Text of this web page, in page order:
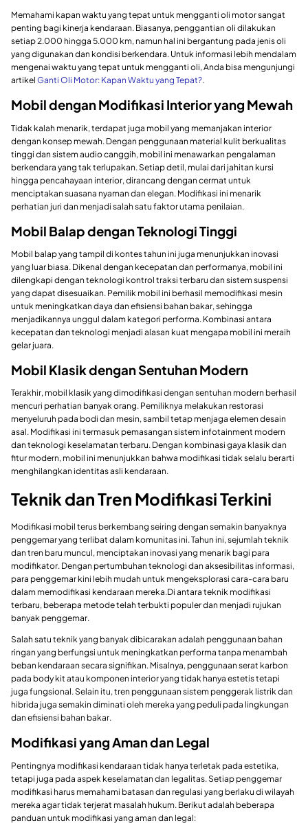
Memahami kapan waktu yang tepat untuk mengganti oli motor sangat
penting bagi kinerja kendaraan. Biasanya, penggantian oli dilakukan
setiap 2.000 hingga 5.000 km, namun hal ini bergantung pada jenis oli
yang digunakan dan kondisi berkendara. Untuk informasi lebih mendalam
mengenai waktu yang tepat untuk mengganti oli, Anda bisa mengunjungi
artikel Ganti Oli Motor: Kapan Waktu yang Tepat?.
Mobil dengan Modifikasi Interior yang Mewah
Tidak kalah menarik, terdapat juga mobil yang memanjakan interior
dengan konsep mewah. Dengan penggunaan material kulit berkualitas
tinggi dan sistem audio canggih, mobil ini menawarkan pengalaman
berkendara yang tak terlupakan. Setiap detil, mulai dari jahitan kursi
hingga pencahayaan interior, dirancang dengan cermat untuk
menciptakan suasana nyaman dan elegan. Modifikasi ini menarik
perhatian juri dan menjadi salah satu faktor utama penilaian.
Mobil Balap dengan Teknologi Tinggi
Mobil balap yang tampil di kontes tahun ini juga menunjukkan inovasi
yang luar biasa. Dikenal dengan kecepatan dan performanya, mobil ini
dilengkapi dengan teknologi kontrol traksi terbaru dan sistem suspensi
yang dapat disesuaikan. Pemilik mobil ini berhasil memodifikasi mesin
untuk meningkatkan daya dan efisiensi bahan bakar, sehingga
menjadikannya unggul dalam kategori performa. Kombinasi antara
kecepatan dan teknologi menjadi alasan kuat mengapa mobil ini meraih
gelar juara.
Mobil Klasik dengan Sentuhan Modern
Terakhir, mobil klasik yang dimodifikasi dengan sentuhan modern berhasil
mencuri perhatian banyak orang. Pemiliknya melakukan restorasi
menyeluruh pada bodi dan mesin, sambil tetap menjaga elemen desain
asal. Modifikasi ini termasuk pemasangan sistem infotainment modern
dan teknologi keselamatan terbaru. Dengan kombinasi gaya klasik dan
fitur modern, mobil ini menunjukkan bahwa modifikasi tidak selalu berarti
menghilangkan identitas asli kendaraan.
Teknik dan Tren Modifikasi Terkini
Modifikasi mobil terus berkembang seiring dengan semakin banyaknya
penggemar yang terlibat dalam komunitas ini. Tahun ini, sejumlah teknik
dan tren baru muncul, menciptakan inovasi yang menarik bagi para
modifikator. Dengan pertumbuhan teknologi dan aksesibilitas informasi,
para penggemar kini lebih mudah untuk mengeksplorasi cara-cara baru
dalam memodifikasi kendaraan mereka.Di antara teknik modifikasi
terbaru, beberapa metode telah terbukti populer dan menjadi rujukan
banyak penggemar.
Salah satu teknik yang banyak dibicarakan adalah penggunaan bahan
ringan yang berfungsi untuk meningkatkan performa tanpa menambah
beban kendaraan secara signifikan. Misalnya, penggunaan serat karbon
pada body kit atau komponen interior yang tidak hanya estetis tetapi
juga fungsional. Selain itu, tren penggunaan sistem penggerak listrik dan
hibrida juga semakin diminati oleh mereka yang peduli pada lingkungan
dan efisiensi bahan bakar.
Modifikasi yang Aman dan Legal
Pentingnya modifikasi kendaraan tidak hanya terletak pada estetika,
tetapi juga pada aspek keselamatan dan legalitas. Setiap penggemar
modifikasi harus memahami batasan dan regulasi yang berlaku di wilayah
mereka agar tidak terjerat masalah hukum. Berikut adalah beberapa
panduan untuk modifikasi yang aman dan legal: